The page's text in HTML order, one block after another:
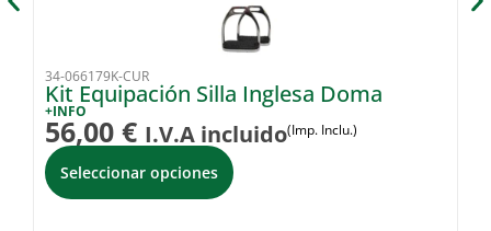
34-066179K-CUR
Kit Equipación Silla Inglesa Doma
+INFO
56,00 € I.V.A incluido(Imp. Inclu.)
Seleccionar opciones